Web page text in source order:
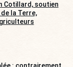
Cotillard, soutien
la Terre,
: contrairement